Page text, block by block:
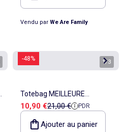
Vendu par We Are Family
-48% 1/3
Totebag MEILLEURE
COUSINE DU MONDE
Prix de vente
10,90 €Prix de référence
21,00 € PDR
Ajouter au panier